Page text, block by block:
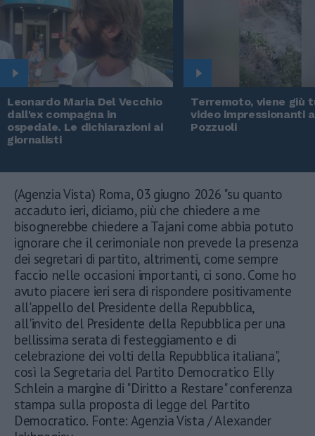
Leonardo Maria Del Vecchio
dall'ex compagna in
ospedale. Le dichiarazioni ai
giornalisti
Terremoto, viene giù
video impressionanti a
Pozzuoli
(Agenzia Vista) Roma, 03 giugno 2026 "su quanto
accaduto ieri, diciamo, più che chiedere a me
bisognerebbe chiedere a Tajani come abbia potuto
ignorare che il cerimoniale non prevede la presenza
dei segretari di partito, altrimenti, come sempre
faccio nelle occasioni importanti, ci sono. Come ho
avuto piacere ieri sera di rispondere positivamente
all'appello del Presidente della Repubblica,
all'invito del Presidente della Repubblica per una
bellissima serata di festeggiamento e di
celebrazione dei volti della Repubblica italiana",
così la Segretaria del Partito Democratico Elly
Schlein a margine di "Diritto a Restare" conferenza
stampa sulla proposta di legge del Partito
Democratico. Fonte: Agenzia Vista / Alexander